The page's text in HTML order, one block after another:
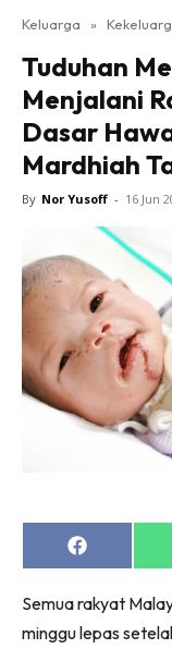
Keluarga »
Tuduhan
Menjalani
Dasar
Mardhiah
By Nor Yusoff - 16 Jun
Share
on
Semua rakyat
minggu lepas